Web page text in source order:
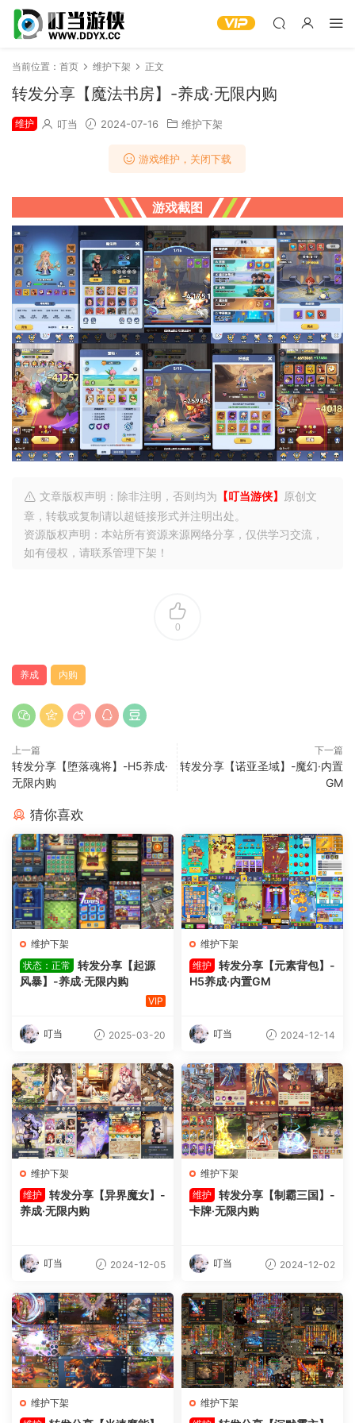
当前位置： 首页 维护下架 正文
转发分享【魔法书房】-养成·无限内购
维护 叮当 2024-07-16 维护下架
游戏维护，关闭下载
游戏截图
文章版权声明：除非注明，否则均为 【叮当游侠】
原创文
章，转载或复制请以超链接形式并注明出处。
资源版权声明：本站所有资源来源网络分享，仅供学习交流，
如有侵权，请联系管理下架！
0
养成 内购
上一篇
转发分享【堕落魂将】-H5养成·
无限内购
下一篇
转发分享【诺亚圣域】-魔幻·内置
GM
猜你喜欢
维护下架
状态：正常
转发分享【起源
风暴】-养成·无限内购
VIP
叮当 2025-03-20
维护下架
维护 转发分享【元素背包】-
H5养成·内置GM
叮当 2024-12-14
维护下架
维护 转发分享【异界魔女】-
养成·无限内购
叮当 2024-12-05
维护下架
维护 转发分享【制霸三国】-
卡牌·无限内购
叮当 2024-12-02
维护下架
维护下架